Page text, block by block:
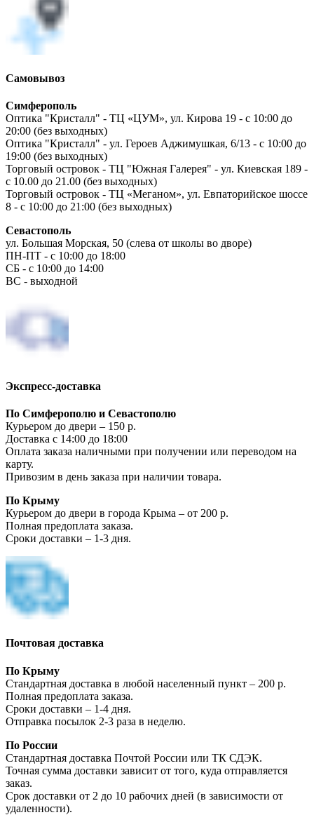
Самовывоз
Симферополь
Оптика "Кристалл" - ТЦ «ЦУМ», ул. Кирова 19 - с 10:00 до
20:00 (без выходных)
Оптика "Кристалл" - ул. Героев Аджимушкая, 6/13 - с 10:00 до
19:00 (без выходных)
Торговый островок - ТЦ "Южная Галерея" - ул. Киевская 189 -
с 10.00 до 21.00 (без выходных)
Торговый островок - ТЦ «Меганом», ул. Евпаторийское шоссе
8 - с 10:00 до 21:00 (без выходных)
Севастополь
ул. Большая Морская, 50 (слева от школы во дворе)
ПН-ПТ - с 10:00 до 18:00
СБ - с 10:00 до 14:00
ВС - выходной
Экспресс-доставка
По Симферополю и Севастополю
Курьером до двери – 150 р.
Доставка с 14:00 до 18:00
Оплата заказа наличными при получении или переводом на
карту.
Привозим в день заказа при наличии товара.
По Крыму
Курьером до двери в города Крыма – от 200 р.
Полная предоплата заказа.
Сроки доставки – 1-3 дня.
Почтовая доставка
По Крыму
Стандартная доставка в любой населенный пункт – 200 р.
Полная предоплата заказа.
Сроки доставки – 1-4 дня.
Отправка посылок 2-3 раза в неделю.
По России
Стандартная доставка Почтой России или ТК СДЭК.
Точная сумма доставки зависит от того, куда отправляется
заказ.
Срок доставки от 2 до 10 рабочих дней (в зависимости от
удаленности).